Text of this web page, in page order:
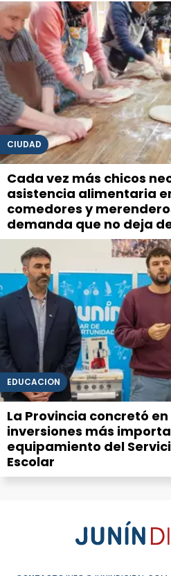
CIUDAD
Cada vez más chicos
asistencia alimentaria
comedores y
demanda que no deja
EDUCACIÓN
La Provincia concretó
inversiones más
equipamiento del
Escolar